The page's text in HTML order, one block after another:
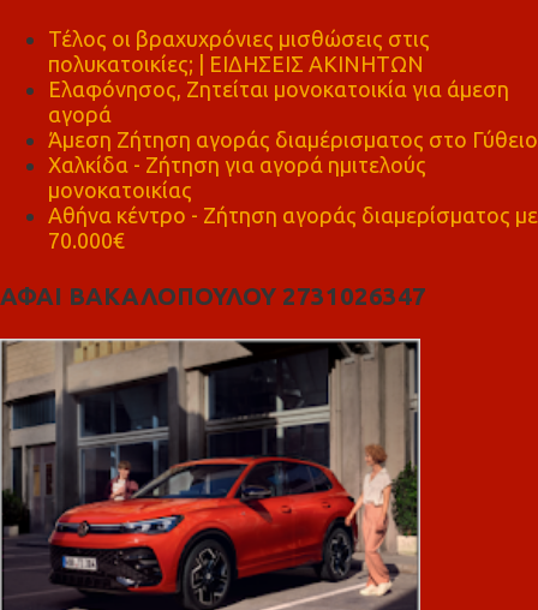
Τέλος οι βραχυχρόνιες μισθώσεις στις
πολυκατοικίες; | ΕΙΔΗΣΕΙΣ ΑΚΙΝΗΤΩΝ
Ελαφόνησος, Ζητείται μονοκατοικία για άμεση
αγορά
Άμεση Ζήτηση αγοράς διαμέρισματος στο Γύθειο
Χαλκίδα - Ζήτηση για αγορά ημιτελούς
μονοκατοικίας
Αθήνα κέντρο - Ζήτηση αγοράς διαμερίσματος με
70.000€
ΑΦΑΙ ΒΑΚΑΛΟΠΟΥΛΟΥ 2731026347